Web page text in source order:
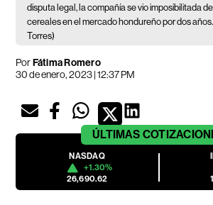
disputa legal, la compañía se vio imposibilitada
cereales en el mercado hondureño por dos años.
Torres)
PorFátima Romero
30 de enero, 2023 | 12:37 PM
ÚLTIMAS
NASDAQ
+1.30%
26,690.62